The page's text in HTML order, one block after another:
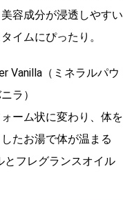
容成分が浸透しやすい
イムにぴったり。
Vanilla（ミネラルパウ
ラ）
ーム状に変わり、体を
たお湯で体が温まる
とフレグランスオイル